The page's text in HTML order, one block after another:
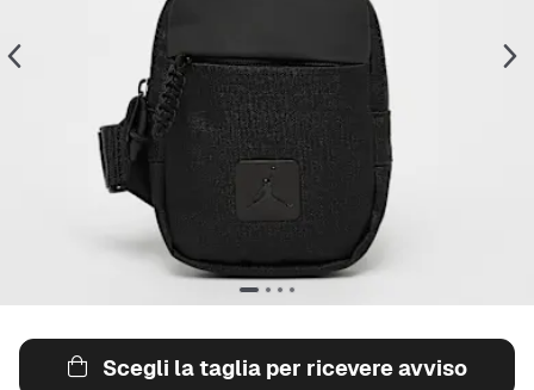
Scegli la taglia per ricevere avviso